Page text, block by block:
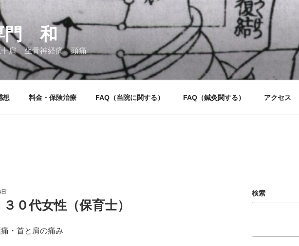
門 和
肩 坐骨神経痛 頭痛
想 料金・保険治療 FAQ（当院に関する） FAQ（鍼灸関する） アクセス
０代女性（保育士）
・首と肩の痛み
検索